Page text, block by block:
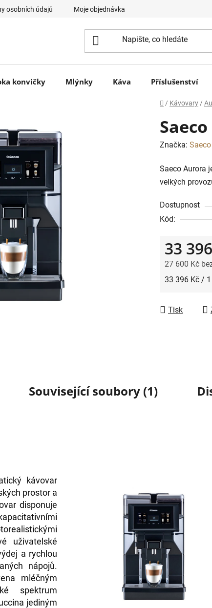
osobních údajů Moje objednávka
konvičky Mlýnky Káva Příslušenství
Domů
/ Kávovary /
Značka: Saeco
Saeco Aurora
velkých
Dostupnost
Kód:
33
27 600 Kč
Měrná cena:
33 396 Kč /
Tisk
Související soubory (1)
kávovar
prostor a
disponuje
uživatelské
a rychlou
nápojů.
mléčným
spektrum
jediným